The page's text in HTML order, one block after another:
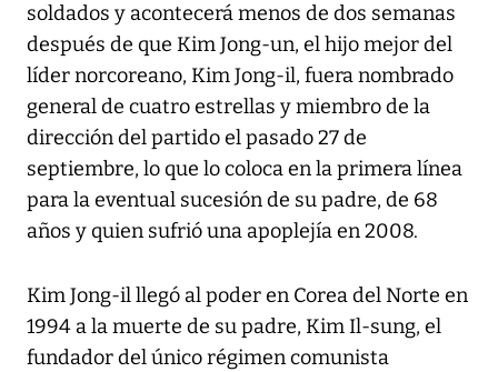
soldados y acontecerá menos de dos semanas
después de que Kim Jong-un, el hijo mejor del
líder norcoreano, Kim Jong-il, fuera nombrado
general de cuatro estrellas y miembro de la
dirección del partido el pasado 27 de
septiembre, lo que lo coloca en la primera línea
para la eventual sucesión de su padre, de 68
años y quien sufrió una apoplejía en 2008.
Kim Jong-il llegó al poder en Corea del Norte en
1994 a la muerte de su padre, Kim Il-sung, el
fundador del único régimen comunista